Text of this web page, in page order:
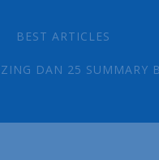
BEST ARTICLES
DAN 25 SUMMARY